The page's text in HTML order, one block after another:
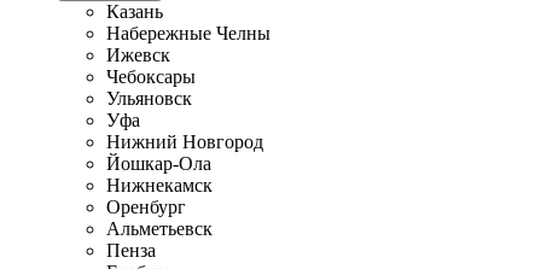
Казань
Набережные Челны
Ижевск
Чебоксары
Ульяновск
Уфа
Нижний Новгород
Йошкар-Ола
Нижнекамск
Оренбург
Альметьевск
Пенза